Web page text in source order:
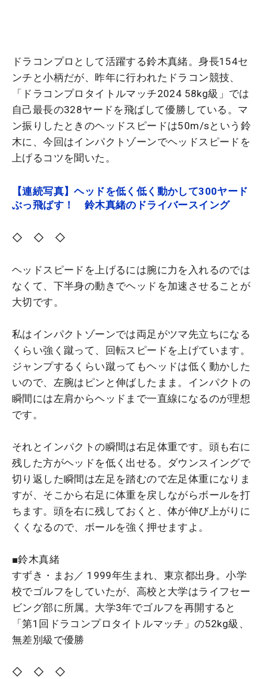
ドラコンプロとして活躍する鈴木真緒。身長154セ
ンチと小柄だが、昨年に行われたドラコン競技、
「ドラコンプロタイトルマッチ2024 58kg級」では
自己最長の328ヤードを飛ばして優勝している。マ
ン振りしたときのヘッドスピードは50m/sという鈴
木に、今回はインパクトゾーンでヘッドスピードを
上げるコツを聞いた。
【連続写真】ヘッドを低く低く動かして300ヤード
ぶっ飛ばす！ 鈴木真緒のドライバースイング
◇ ◇ ◇
ヘッドスピードを上げるには腕に力を入れるのでは
なくて、下半身の動きでヘッドを加速させることが
大切です。
私はインパクトゾーンでは両足がツマ先立ちになる
くらい強く蹴って、回転スピードを上げています。
ジャンプするくらい蹴ってもヘッドは低く動かした
いので、左腕はピンと伸ばしたまま。インパクトの
瞬間には左肩からヘッドまで一直線になるのが理想
です。
それとインパクトの瞬間は右足体重です。頭も右に
残した方がヘッドを低く出せる。ダウンスイングで
切り返した瞬間は左足を踏むので左足体重になりま
すが、そこから右足に体重を戻しながらボールを打
ちます。頭を右に残しておくと、体が伸び上がりに
くくなるので、ボールを強く押せますよ。
■鈴木真緒
すずき・まお／ 1999年生まれ、東京都出身。小学
校でゴルフをしていたが、高校と大学はライフセー
ビング部に所属。大学3年でゴルフを再開すると
「第1回ドラコンプロタイトルマッチ」の52kg級、
無差別級で優勝
◇ ◇ ◇